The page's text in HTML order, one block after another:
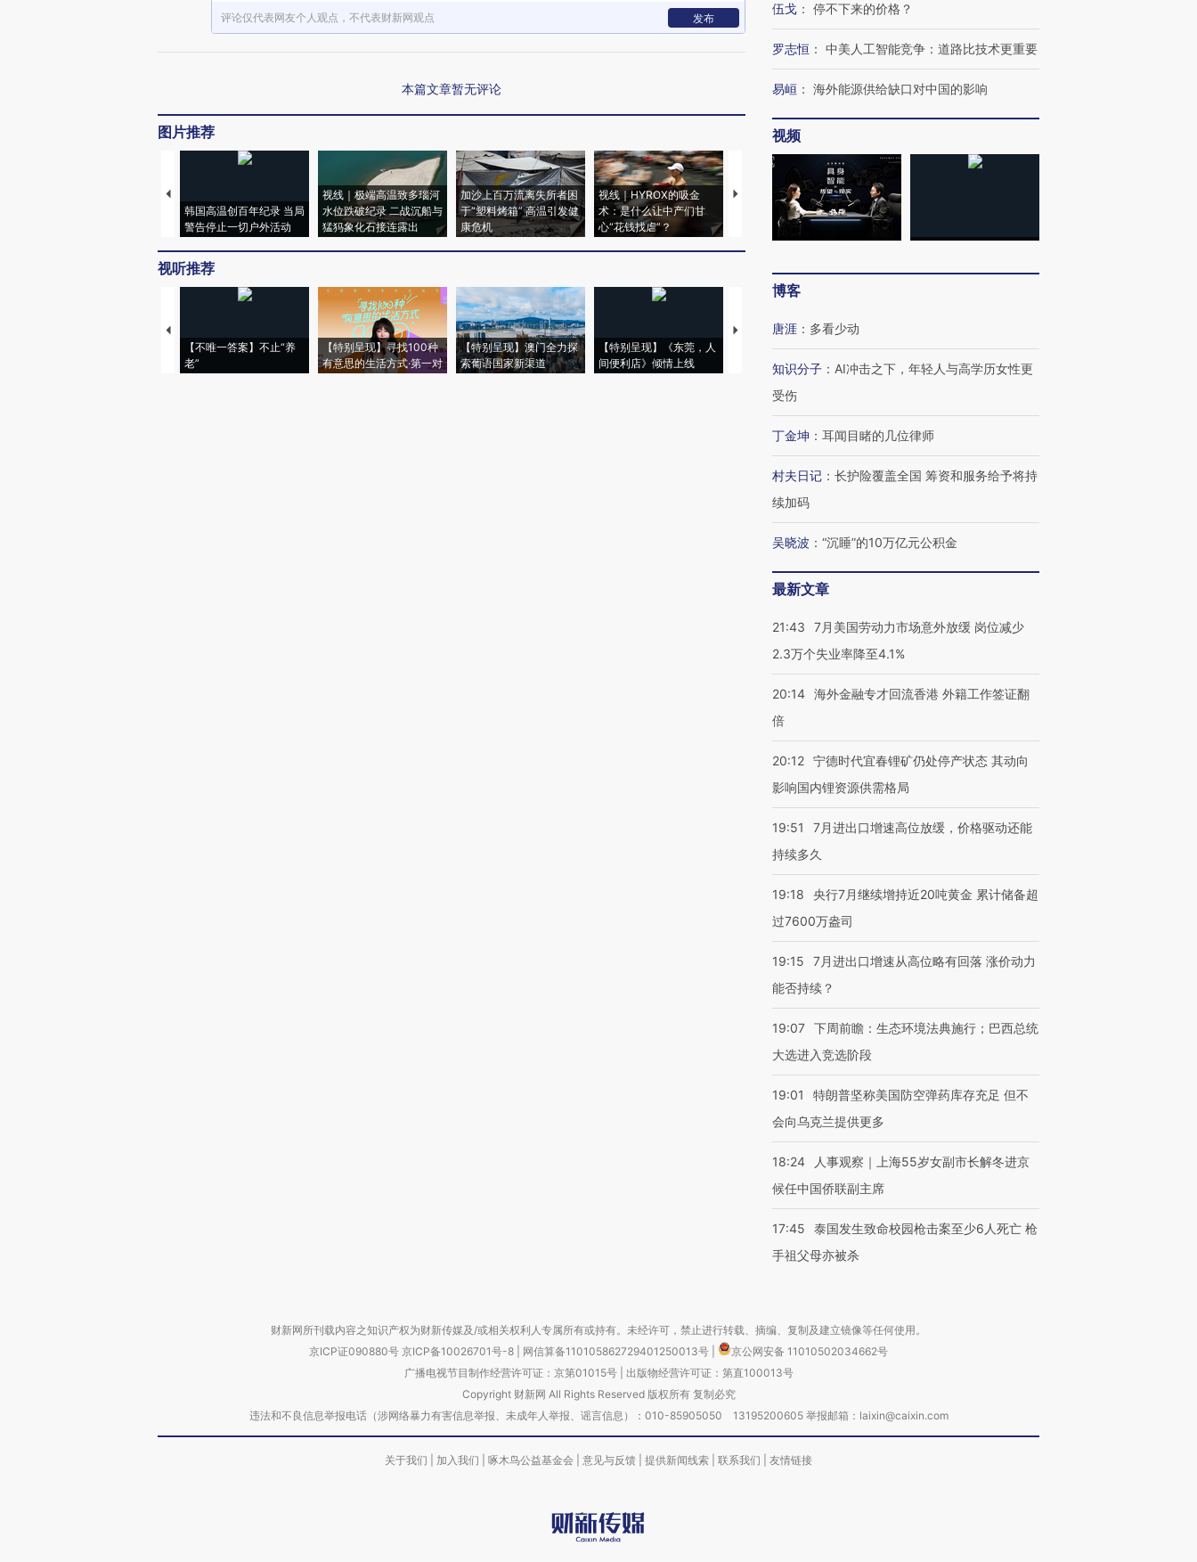
评论仅代表网友个人观点，不代表财新网观点 发布
本篇文章暂无评论
图片推荐
韩国高温创百年纪录 当局
警告停止一切户外活动
视线｜极端高温致多瑙河
水位跌破纪录 二战沉船与
猛犸象化石接连露出
加沙上百万流离失所者困
于“塑料烤箱” 高温引发健
康危机
视线｜HYROX的吸金
术：是什么让中产们甘
心“花钱找虐”？
马航飞行员跨国走私7万
粒摇头丸 尿检体内含3种
视线｜被称为“蟑螂”的印
度Z世代 用街头抗争将教
育部长拱下台
视听推荐
【不唯一答案】不止“养
老”
【特别呈现】寻找100种
有意思的生活方式·第一对
【特别呈现】澳门全力探
索葡语国家新渠道
【特别呈现】《东莞，人
间便利店》倾情上线
【推广】走进第四届链博
会，让数智科技“链”接产
【特别呈现】寻找100种
有意思的生活方式·第三对
CFO：不靠规模取胜，华
住三大增长引擎是什么？
伍戈 ： 停不下来的价格？
罗志恒 ： 中美人工智能竞争：道路比技术更重要
易峘 ： 海外能源供给缺口对中国的影响
视频
博客
唐涯 ： 多看少动
知识分子 ： AI冲击之下，年轻人与高学历女性更
受伤
丁金坤 ： 耳闻目睹的几位律师
村夫日记 ： 长护险覆盖全国 筹资和服务给予将持
续加码
吴晓波 ： “沉睡”的10万亿元公积金
最新文章
21:43
7月美国劳动力市场意外放缓 岗位减少
2.3万个失业率降至4.1%
20:14 海外金融专才回流香港 外籍工作签证翻
倍
20:12 宁德时代宜春锂矿仍处停产状态 其动向
影响国内锂资源供需格局
19:51
7月进出口增速高位放缓，价格驱动还能
持续多久
19:18
央行7月继续增持近20吨黄金 累计储备超
过7600万盎司
19:15
7月进出口增速从高位略有回落 涨价动力
能否持续？
19:07 下周前瞻：生态环境法典施行；巴西总统
大选进入竞选阶段
19:01
特朗普坚称美国防空弹药库存充足 但不
会向乌克兰提供更多
18:24
人事观察｜上海55岁女副市长解冬进京
候任中国侨联副主席
17:45
泰国发生致命校园枪击案至少6人死亡 枪
手祖父母亦被杀
财新网所刊载内容之知识产权为财新传媒及/或相关权利人专属所有或持有。未经许可，禁止进行转载、摘编、复制及建立镜像等任何使用。
京ICP证090880号 京ICP备10026701号-8 网信算备110105862729401250013号
京公网安备 11010502034662号
广播电视节目制作经营许可证：京第01015号| 出版物经营许可证：第直100013号
Copyright 财新网 All Rights Reserved 版权所有 复制必究
违法和不良信息举报电话（涉网络暴力有害信息举报、未成年人举报、谣言信息）：010-85905050 13195200605 举报邮箱：laixin@caixin.com
关于我们 加入我们 啄木鸟公益基金会 意见与反馈 提供新闻线索 联系我们 友情链接